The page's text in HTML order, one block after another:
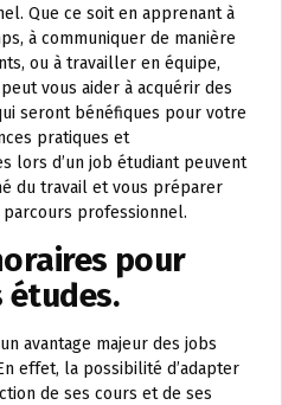
Que ce soit en apprenant à
à communiquer de manière
ou à travailler en équipe,
vous aider à acquérir des
seront bénéfiques pour votre
pratiques et
lors d’un job étudiant peuvent
du travail et vous préparer
professionnel.
pour
études.
avantage majeur des jobs
effet, la possibilité d’adapter
de ses cours et de ses